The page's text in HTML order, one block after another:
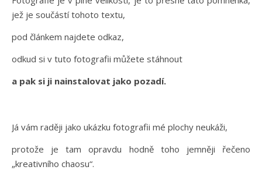
jež je součástí tohoto textu,
pod článkem najdete odkaz,
odkud si v tuto fotografii můžete stáhnout
a pak si ji nainstalovat jako pozadí.
Já vám raději jako ukázku fotografii mé plochy neukáži,
protože je tam opravdu hodně toho jemněji řečeno
„kreativního chaosu“.